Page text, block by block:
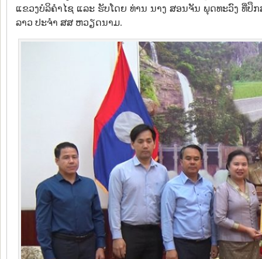
ແຂວງບໍລິຄໍາໄຊ ແລະ ຮັບໂດຍ ທ່ານ ນາງ ສອນຈັນ ພຸດທະວົງ ທີ່
ລາວ ປະຈຳ ສສ ຫວຽດນາມ.